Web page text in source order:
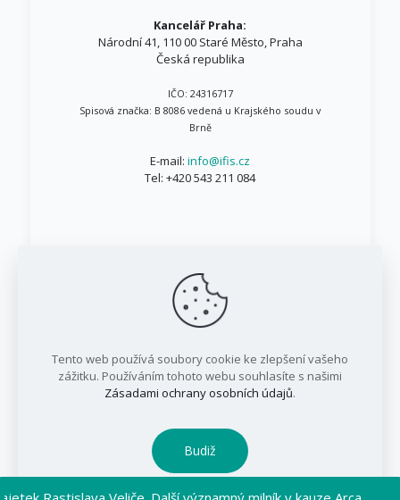
Kancelář Praha:
Národní 41, 110 00 Staré Město, Praha
Česká republika
IČO: 24316717
Spisová značka: B 8086 vedená u Krajského soudu v
Brně
E-mail: info@ifis.cz
Tel: +420 543 211 084
/ IFIS investiční fond, a.s.
Tento web používá soubory cookie ke zlepšení vašeho
zážitku. Používáním tohoto webu souhlasíte s našimi
Zásadami ochrany osobních údajů.
Budiž